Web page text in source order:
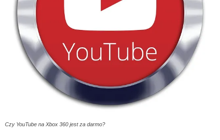
Czy YouTube na Xbox 360 jest za darmo?